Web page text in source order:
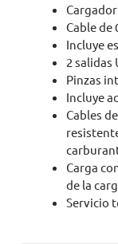
Cable de
Incluye
2 salidas
Pinzas
Incluye
Cables
Carga
de la
Servicio